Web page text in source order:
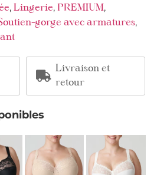
, Lingerie, PREMIUM,
gorge avec armatures,
Livraison et
retour